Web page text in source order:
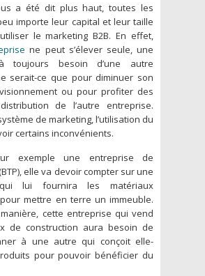
a été dit plus haut, toutes les
importe leur capital et leur taille
le marketing B2B. En effet,
ne peut s’élever seule, une
toujours besoin d’une autre
serait-ce que pour diminuer son
ou pour profiter des
de l’autre entreprise.
de marketing, l’utilisation du
certains inconvénients.
exemple une entreprise de
elle va devoir compter sur une
lui fournira les matériaux
mettre en terre un immeuble.
cette entreprise qui vend
de construction aura besoin de
à une autre qui conçoit elle-
pour pouvoir bénéficier du